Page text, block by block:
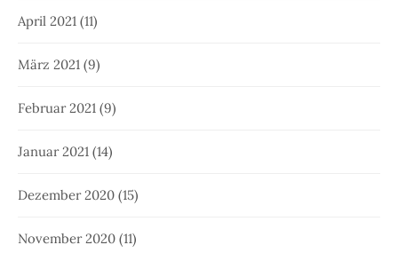
April 2021 (11)
März 2021 (9)
Februar 2021 (9)
Januar 2021 (14)
Dezember 2020 (15)
November 2020 (11)